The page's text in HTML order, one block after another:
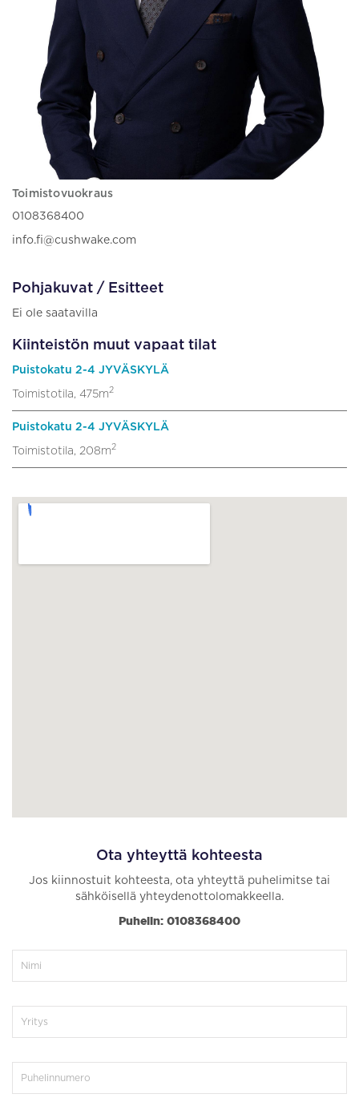
Toimistovuokraus
0108368400
info.fi@cushwake.com
Pohjakuvat / Esitteet
Ei ole saatavilla
Kiinteistön muut vapaat tilat
Puistokatu 2-4 JYVÄSKYLÄ
Toimistotila, 475m2
Puistokatu 2-4 JYVÄSKYLÄ
Toimistotila, 208m2
Ota yhteyttä kohteesta
Jos kiinnostuit kohteesta, ota yhteyttä puhelimitse tai
sähköisellä yhteydenottolomakkeella.
Puhelin: 0108368400